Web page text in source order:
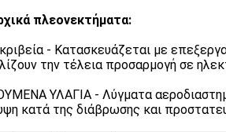
πλεονεκτήματα:
- Κατασκευάζεται με
την τέλεια προσαρμογή σε
ΥΛΑΓΙΑ - Λύγματα
κατά της διάβρωσης και